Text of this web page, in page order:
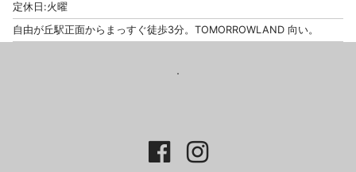
定休日:火曜
自由が丘駅正面からまっすぐ徒歩3分。TOMORROWLAND 向い。